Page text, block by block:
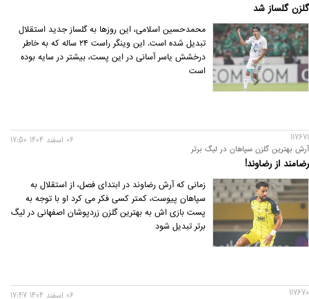
گلزن گلساز شد
محمدحسین اسلامی، این روزها به گلساز جدید استقلال
تبدیل شده است. این وینگر راست ۲۴ ساله که به خاطر
درخشش یاسر آسانی در این پست، بیشتر در سایه بوده
است
117671
آرش بهترین گلزن سپاهان در لیگ برتر
رضامند از رضاوند!
06 اسفند 1404 17:50
زمانی که آرش رضاوند در ابتدای فصل، از استقلال به
سپاهان پیوست، کمتر کسی فکر می کرد او با توجه به
پست بازی اش به بهترین گلزن زردپوشان اصفهانی در لیگ
برتر تبدیل شود
117670
06 اسفند 1404 17:47